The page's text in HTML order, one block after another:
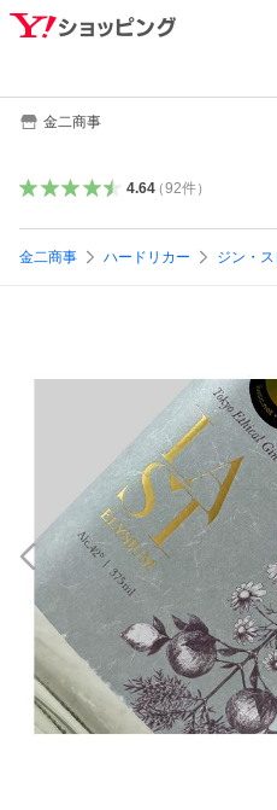
金二商事
4.64（92件）
金二商事 ハードリカー ジン・